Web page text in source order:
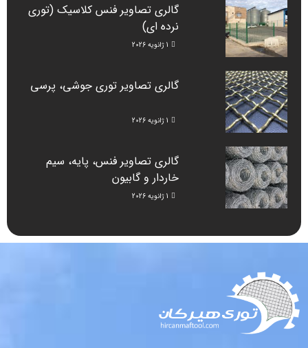
گالری تصاویر فنس کلاسیک (توری
نرده ای)
1 ژانویه 2026
گالری تصاویر توری جوشی، پرسی
1 ژانویه 2026
گالری تصاویر فنس، پایه، سیم
خاردار و گابیون
1 ژانویه 2026